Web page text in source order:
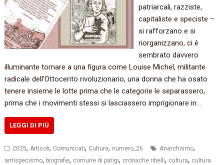
patriarcali, razziste,
capitaliste e speciste –
si rafforzano e si
riorganizzano, ci è
sembrato davvero
illuminante tornare a una figura come Louise Michel, militante
radicale dell’Ottocento rivoluzionario, una donna che ha osato
tenere insieme le lotte prima che le categorie le separassero,
prima che i movimenti stessi si lasciassero imprigionare in…
LEGGI DI PIÙ
2025, Articoli, Comunicati, Culture, numero_26 Anarchismo,
antispecismo, biografie, comune di parigi, cronache ribelli, cultura, cultura